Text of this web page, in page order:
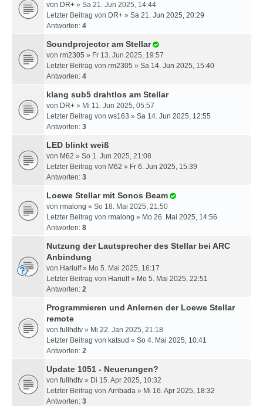
von DR+ » Sa 21. Jun 2025, 14:44
Letzter Beitrag von DR+ » Sa 21. Jun 2025, 20:29
Antworten: 4
Soundprojector am Stellar
von rm2305 » Fr 13. Jun 2025, 19:57
Letzter Beitrag von rm2305 » Sa 14. Jun 2025, 15:40
Antworten: 4
klang sub5 drahtlos am Stellar
von DR+ » Mi 11. Jun 2025, 05:57
Letzter Beitrag von ws163 » Sa 14. Jun 2025, 12:55
Antworten: 3
LED blinkt weiß
von M62 » So 1. Jun 2025, 21:08
Letzter Beitrag von M62 » Fr 6. Jun 2025, 15:39
Antworten: 3
Loewe Stellar mit Sonos Beam
von rmalong » So 18. Mai 2025, 21:50
Letzter Beitrag von rmalong » Mo 26. Mai 2025, 14:56
Antworten: 8
Nutzung der Lautsprecher des Stellar bei ARC
Anbindung
von Hariulf» Mo 5. Mai 2025, 16:17
Letzter Beitrag von Hariulf» Mo 5. Mai 2025, 22:51
Antworten: 2
Programmieren und Anlernen der Loewe Stellar
remote
von fullhdtv » Mi 22. Jan 2025, 21:18
Letzter Beitrag von katsud » So 4. Mai 2025, 10:41
Antworten: 2
Update 1051 - Neuerungen?
von fullhdtv » Di 15. Apr 2025, 10:32
Letzter Beitrag von Arribada » Mi 16. Apr 2025, 18:32
Antworten: 3